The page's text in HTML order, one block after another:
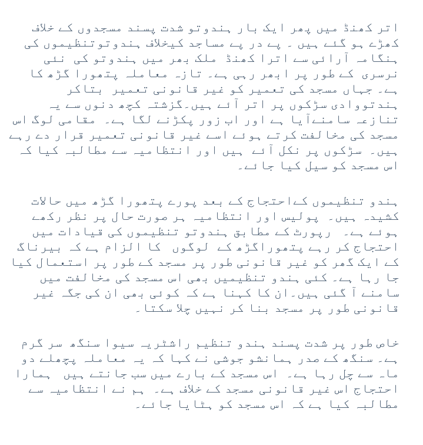
اتر کھنڈ میں پھر ایک بار ہندوتو شدت پسند مسجدوں کے خلاف
کھڑے ہو گئے ہیں ۔ پے در پے مساجد کیخلاف ہندوتوتنظیموں کی
ہنگامہ آرائی سے اترا کھنڈ ملک بھر میں ہندوتو کی نئی
نرسری کے طور پر ابھر رہی ہے۔ تازہ معاملہ پتھورا گڑھ کا
ہے۔ جہاں مسجد کی تعمیر کو غیر قانونی تعمیر بتاکر
ہندتووادی سڑکوں پر اتر آئے ہیں۔گزشتہ کچھ دنوں سے یہ
تنازعہ سامنےآیا ہے اور اب زور پکڑنے لگا ہے۔ مقامی لوگ اس
مسجد کی مخالفت کرتے ہوئے اسے غیر قانونی تعمیر قرار دے رہے
ہیں۔ سڑکوں پر نکل آئے ہیں اور انتظامیہ سے مطالبہ کیا کہ
اس مسجد کو سیل کیا جائے۔
ہندو تنظیموں کےاحتجاج کے بعد پورے پتھورا گڑھ میں حالات
کشیدہ ہیں۔ پولیس اور انتظامیہ ہر صورت حال پر نظر رکھے
ہوئے ہے۔ رپورٹ کے مطابق ہندوتو تنظیموں کی قیادات میں
احتجاج کر رہے پتھوراگڑھ کے لوگوں کا الزام ہے کہ بیرناگ
کے ایک گھر کو غیر قانونی طور پر مسجد کے طور پر استعمال کیا
جا رہا ہے۔ کئی ہندو تنظیمیں بھی اس مسجد کی مخالفت میں
سامنے آ گئی ہیں۔ان کا کہنا ہے کہ کوئی بھی ان کی جگہ غیر
قانونی طور پر مسجد بنا کر نہیں چلا سکتا۔
خاص طور پر شدت پسند ہندو تنظیم راشٹریہ سیوا سنگھ سر گرم
ہے۔ سنگھ کے صدر ہمانشو جوشی نے کہا کہ یہ معاملہ پچھلے دو
ماہ سے چل رہا ہے۔ اس مسجد کے بارے میں سب جانتے ہیں ہمارا
احتجاج اس غیر قانونی مسجد کے خلاف ہے۔ ہم نے انتظامیہ سے
مطالبہ کیا ہے کہ اس مسجد کو ہٹایا جائے۔